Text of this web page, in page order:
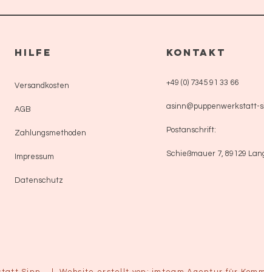
HILFE
Versandkosten
AGB
Zahlungsmethoden
Impressum
Datenschutz
KONTAKT
+49 (0) 7345 91 33 66
asinn@puppenwerkstatt-
Postanschrift:
Schießmauer 7, 89129